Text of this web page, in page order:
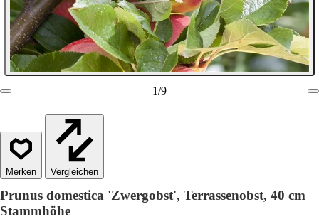
1/9
Vergleichen
Prunus domestica 'Zwergobst', Terrassenobst, 40 cm
Stammhöhe